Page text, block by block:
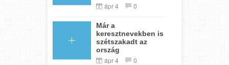
ápr 4 0
Már a
keresztnevekben is
szétszakadt az
ország
ápr 4 0